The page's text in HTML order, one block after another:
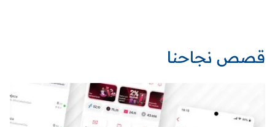
قصص نجاحنا